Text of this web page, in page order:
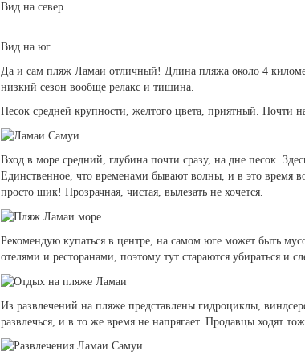
Вид на север
Вид на юг
Да и сам пляж Ламаи отличный! Длина пляжа около 4
низкий сезон вообще релакс и тишина.
Песок средней крупности, желтого цвета, приятный. Почти
Вход в море средний, глубина почти сразу, на дне песок.
Единственное, что временами бывают волны, и в это время
просто шик! Прозрачная, чистая, вылезать не хочется.
Рекомендую купаться в центре, на самом юге может быть
отелями и ресторанами, поэтому тут стараются убираться и
Из развлечений на пляже представлены гидроциклы,
развлечься, и в то же время не напрягает. Продавцы ходят